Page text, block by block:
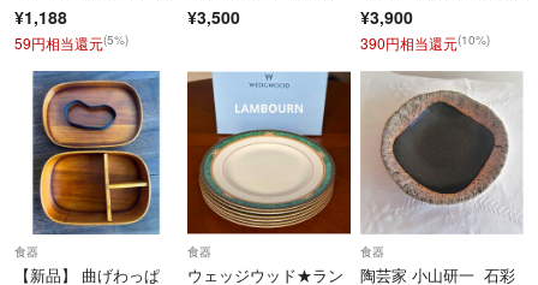
¥1,188
59円相当還元(5%)
¥3,500 ¥3,900
390円相当還元(10%)
食器
【新品】 曲げわっぱ
食器
ウェッジウッド★ラン
食器
陶芸家 小山研一 石彩